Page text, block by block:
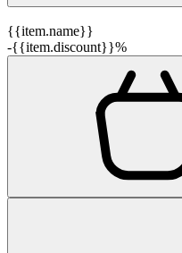
{{item.name}}
-{{item.discount}}%